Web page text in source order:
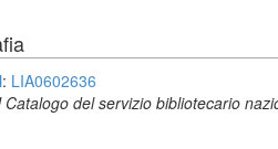
: LIA0602636
Catalogo del servizio bibliotecario